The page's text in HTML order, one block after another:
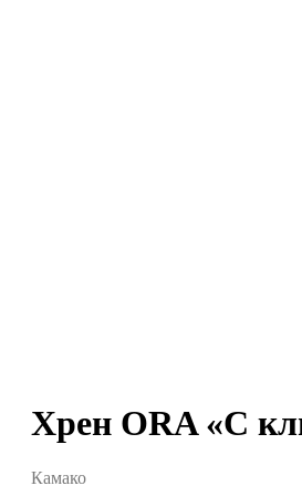
Хрен ORA «С
Камако